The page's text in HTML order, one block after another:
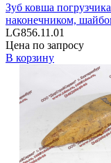
Зуб ковша
наконечником,
LG856.11.01
Цена по запросу
В корзину